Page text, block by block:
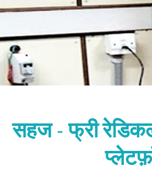
सहज - फ्री